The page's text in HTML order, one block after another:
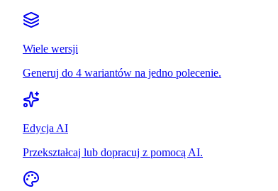
Wiele wersji
Generuj do 4 wariantów na jedno polecenie.
Edycja AI
Przekształcaj lub dopracuj z pomocą AI.